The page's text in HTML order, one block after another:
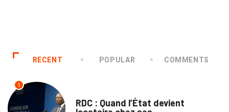
RECENT POPULAR COMMENTS
1
RDC : Quand l’État devient